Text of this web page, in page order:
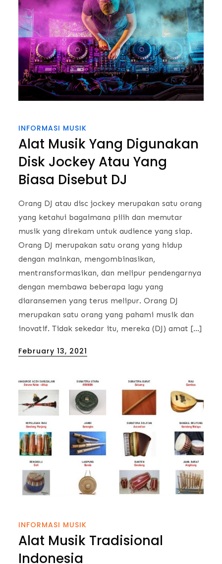
INFORMASI MUSIK
Alat Musik Yang Digunakan
Disk Jockey Atau Yang
Biasa Disebut DJ
Orang DJ atau disc jockey merupakan satu orang
yang ketahui bagaimana pilih dan memutar
musik yang direkam untuk audience yang siap.
Orang DJ merupakan satu orang yang hidup
dengan mainkan, mengombinasikan,
mentransformasikan, dan melipur pendengarnya
dengan membawa beberapa lagu yang
diaransemen yang terus melipur. Orang DJ
merupakan satu orang yang pahami musik dan
inovatif. Tidak sekedar itu, mereka (DJ) amat […]
Posted
February 13, 2021
INFORMASI MUSIK
Alat Musik Tradisional
Indonesia